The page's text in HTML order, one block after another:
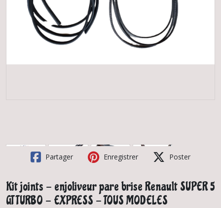
Partager Enregistrer Poster
Kit joints - enjoliveur pare brise Renault SUPER 5
GT TURBO - EXPRESS - TOUS MODELES